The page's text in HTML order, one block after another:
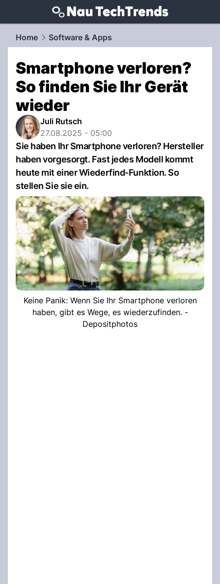
techtrends.NAU.ch
Home Software & Apps
Smartphone verloren?
So finden Sie Ihr Gerät
wieder
Juli Rutsch
27.08.2025 - 05:00
Sie haben Ihr Smartphone verloren? Hersteller
haben vorgesorgt. Fast jedes Modell kommt
heute mit einer Wiederfind-Funktion. So
stellen Sie sie ein.
Keine Panik: Wenn Sie Ihr Smartphone verloren
haben, gibt es Wege, es wiederzufinden. -
Depositphotos